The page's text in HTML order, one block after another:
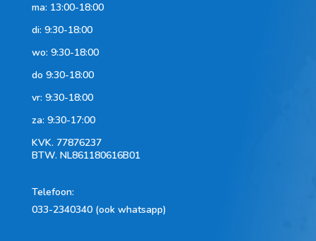
ma: 13:00-18:00
di: 9:30-18:00
wo: 9:30-18:00
do 9:30-18:00
vr: 9:30-18:00
za: 9:30-17:00
KVK. 77876237
BTW. NL861180616B01
Telefoon:
033-2340340 (ook whatsapp)